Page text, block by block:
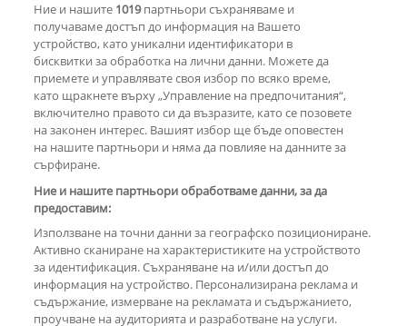
РЕКЛАМА
КОМЕНТАРИ
Ние и нашите 1019партньори съхраняваме и
получаваме достъп до информация на Вашето
устройство, като уникални идентификатори в
бисквитки за обработка на лични данни. Можете да
приемете и управлявате своя избор по всяко време,
като щракнете върху „Управление на предпочитания“,
включително правото си да възразите, като се позовете
на законен интерес. Вашият избор ще бъде оповестен
на нашите партньори и няма да повлияе на данните за
сърфиране.
Ние и нашите партньори обработваме данни, за да
предоставим:
Използване на точни данни за географско позициониране.
Активно сканиране на характеристиките на устройството
за идентификация. Съхраняване на и/или достъп до
информация на устройство. Персонализирана реклама и
съдържание, измерване на рекламата и съдържанието,
проучване на аудиторията и разработване на услуги.